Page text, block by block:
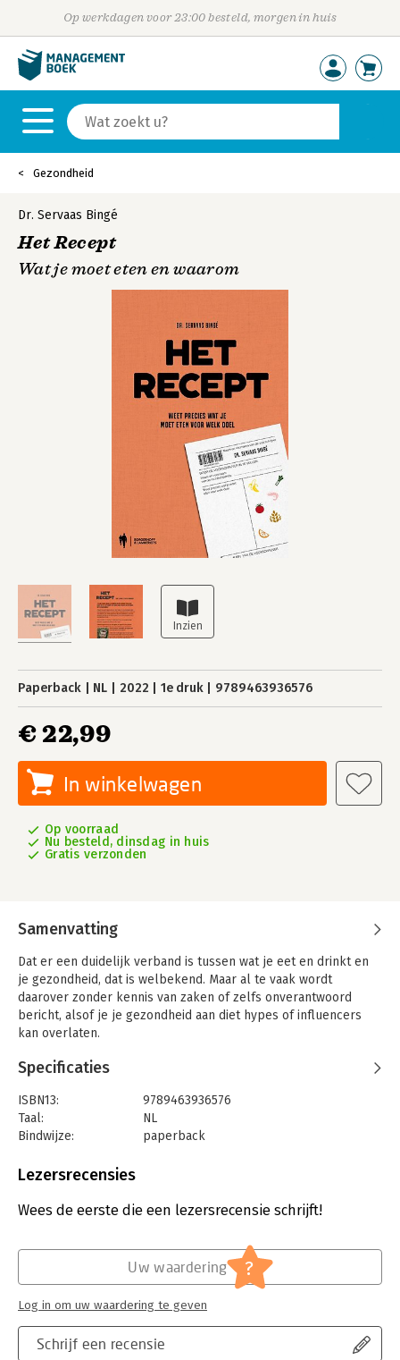
Op werkdagen voor 23:00 besteld, morgen in huis
Gezondheid
Dr. Servaas Bingé
Het Recept
Wat je moet eten en waarom
Paperback NL 2022 1e druk 9789463936576
€ 22,99
In winkelwagen
Op voorraad
Nu besteld, dinsdag in huis
Gratis verzonden
Samenvatting
Dat er een duidelijk verband is tussen wat je eet en drinkt en
je gezondheid, dat is welbekend. Maar al te vaak wordt
daarover zonder kennis van zaken of zelfs onverantwoord
bericht, alsof je je gezondheid aan diet hypes of influencers
kan overlaten.
ervaring. Hij nodigt je uit om aan de hand van dit boek een
jouw voorkeuren (wat is je specifieke doel? eet je geen vlees?
heb je allergieën?...): een gezond metabolismeplan, of een
detoxplan, een energieplan, een healty mindplan, een gewoon-
Heel gedetailleerd vertelt hij ons welke voedingsmiddelen
behulp van enkele recepten, je nodig hebt voor jouw doel en
Specificaties
ISBN13:
9789463936576
Taal:
NL
Bindwijze:
paperback
Uitgever:
Verschijningsdatum:
11-3-2022
Lezersrecensies
Wees de eerste die een lezersrecensie schrijft!
Schrijf een recensie
Uw waardering ?
Log in om uw waardering te geven